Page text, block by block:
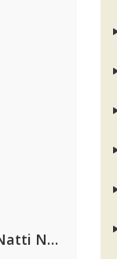
Gabry Ponte, Sean Paul & Natti Natasha